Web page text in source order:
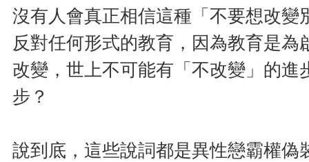
沒有人會真正相信這種「不要想改
反對任何形式的教育，因為教育是
改變，世上不可能有「不改變」的
步？
說到底，這些說詞都是異性戀霸權